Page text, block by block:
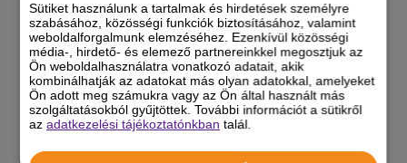
Sütiket használunk a tartalmak és hirdetések személyre
szabásához, közösségi funkciók biztosításához, valamint
weboldalforgalmunk elemzéséhez. Ezenkívül közösségi
média-, hirdető- és elemező partnereinkkel megosztjuk az
Ön weboldalhasználatra vonatkozó adatait, akik
kombinálhatják az adatokat más olyan adatokkal, amelyeket
Ön adott meg számukra vagy az Ön által használt más
szolgáltatásokból gyűjtöttek. További információt a sütikről
azadatkezelési tájékoztatónkban talál.
Barátságos, intelligens és imádnivaló: a